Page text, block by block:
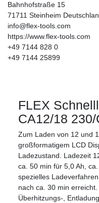
Bahnhofstraße 15
71711 Steinheim
info@flex-tools.com
https://www.flex-tools.com
+49 7144 828 0
+49 7144 25899
FLEX
CA12/18 230/
Zum Laden von 12 und
großformatigem LCD
Ladezustand. Ladezeit
ca. 50 min für 5,0 Ah,
spezielles
nach ca. 30 min
Überhitzungs-,